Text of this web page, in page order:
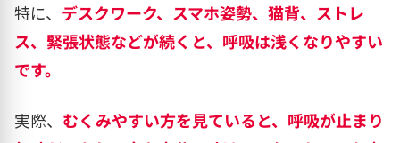
特に、 デスクワーク、スマホ姿勢、猫背、ストレ
ス、緊張状態などが続くと、呼吸は浅くなりやすい
です。
実際、 むくみやすい方を見ていると、呼吸が止まり